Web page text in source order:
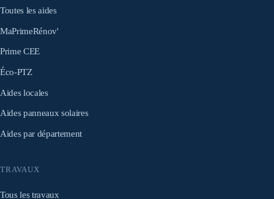
Toutes les aides
MaPrimeRénov'
Prime CEE
Éco-PTZ
Aides locales
Aides panneaux solaires
Aides par département
TRAVAUX
Tous les travaux